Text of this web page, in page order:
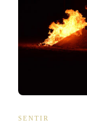
SENTIR